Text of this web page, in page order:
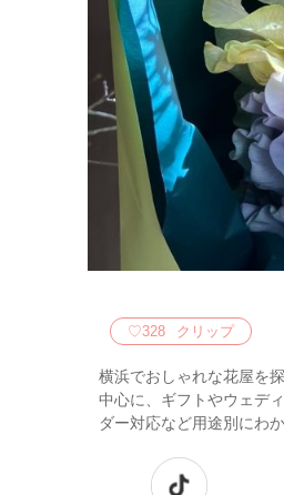
♡328 クリップ
横浜でおしゃれな花屋を
中心に、ギフトやウェデ
ダー対応など用途別にわ